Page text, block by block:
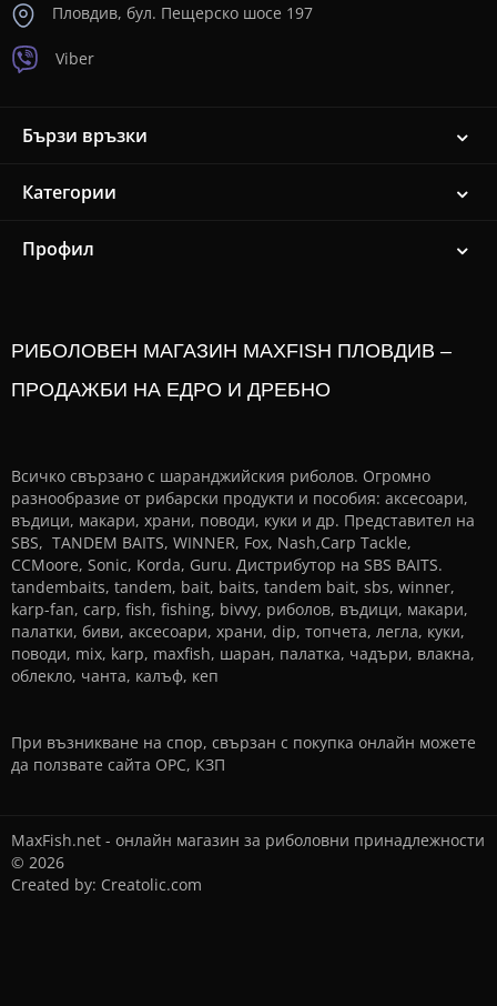
Пловдив, бул. Пещерско шосе 197
Viber
Бързи връзки
Категории
Профил
РИБОЛОВЕН МАГАЗИН MAXFISH ПЛОВДИВ –
ПРОДАЖБИ НА ЕДРО И ДРЕБНО
Всичко свързано с шаранджийския риболов. Огромно
разнообразие от рибарски продукти и пособия: аксесоари,
въдици, макари, храни, поводи, куки и др. Представител на
SBS, TANDEM BAITS, WINNER, Fox, Nash,Carp Tackle,
CCMoore, Sonic, Korda, Guru. Дистрибутор на SBS BAITS.
tandembaits, tandem, bait, baits, tandem bait, sbs, winner,
karp-fan, carp, fish, fishing, bivvy, риболов, въдици, макари,
палатки, биви, аксесоари, храни, dip, топчета, легла, куки,
поводи, mix, karp, maxfish, шаран, палатка, чадъри, влакна,
облекло, чанта, калъф, кеп
При възникване на спор, свързан с покупка онлайн можете
да ползвате сайта ОРС, КЗП
MaxFish.net - онлайн магазин за риболовни принадлежности
© 2026
Created by: Creatolic.com